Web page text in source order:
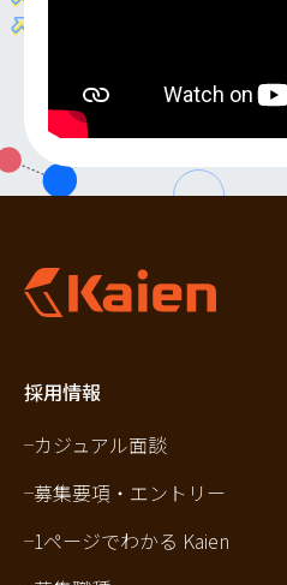
採用情報
カジュアル面談
募集要項・エントリー
1ページでわかる Kaien